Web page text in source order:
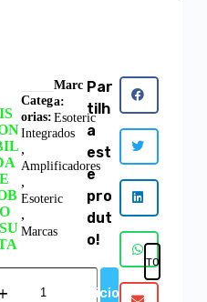
Adicionar
Categ
orias:
Integrados
,
Amplificadores
,
Esoteric
,
Marcas
Marc
a:
Esoteric
Par
tilh
a
est
e
pro
dut
o!
FAVORITOS